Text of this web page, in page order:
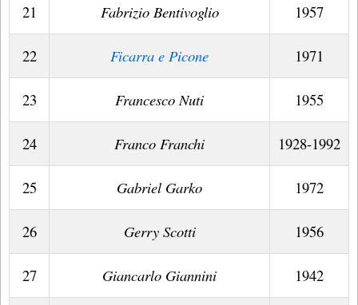
21 Fabrizio Bentivoglio 1957
22 Ficarra e Picone 1971
23 Francesco Nuti 1955
24 Franco Franchi 1928-1992
25 Gabriel Garko 1972
26 Gerry Scotti 1956
27 Giancarlo Giannini 1942